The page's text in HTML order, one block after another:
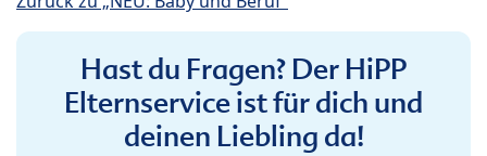
Hast du Fragen? Der HiPP
Elternservice ist für dich und
deinen Liebling da!